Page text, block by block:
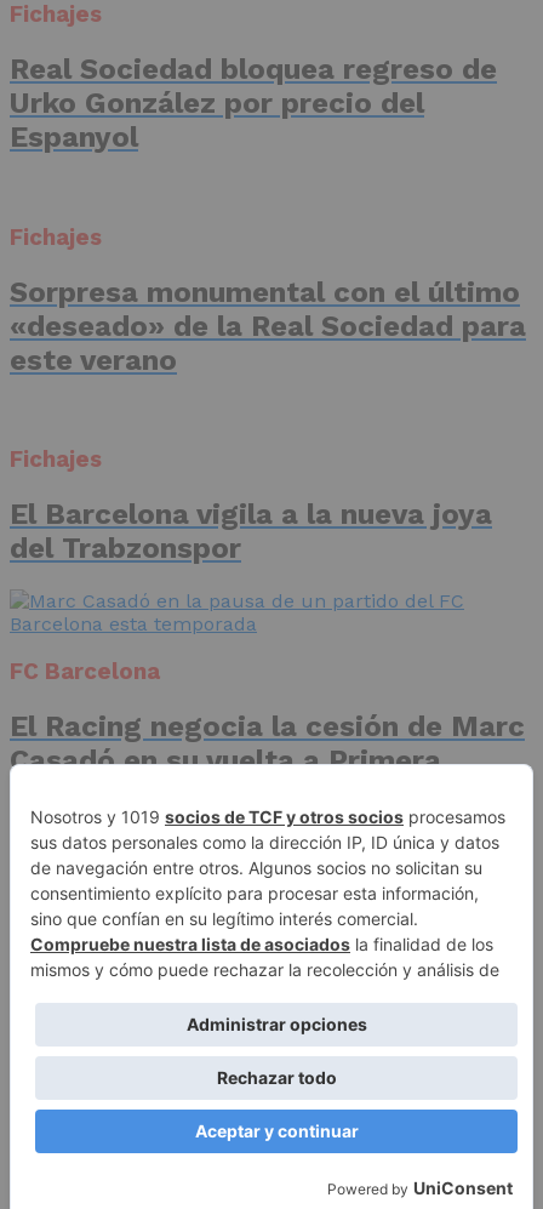
Fichajes
Real Sociedad bloquea regreso de
Urko González por precio del
Espanyol
Fichajes
Sorpresa monumental con el último
«deseado» de la Real Sociedad para
este verano
Fichajes
El Barcelona vigila a la nueva joya
del Trabzonspor
FC Barcelona
El Racing negocia la cesión de Marc
Casadó en su vuelta a Primera
Advertisement
Publicidad
Aviso legal
Política de privacidad
Autores
Contacto
Política editorial
Quiénes somos
ACCESO REDACCIÓN
Automatizaciones, SL
To Top